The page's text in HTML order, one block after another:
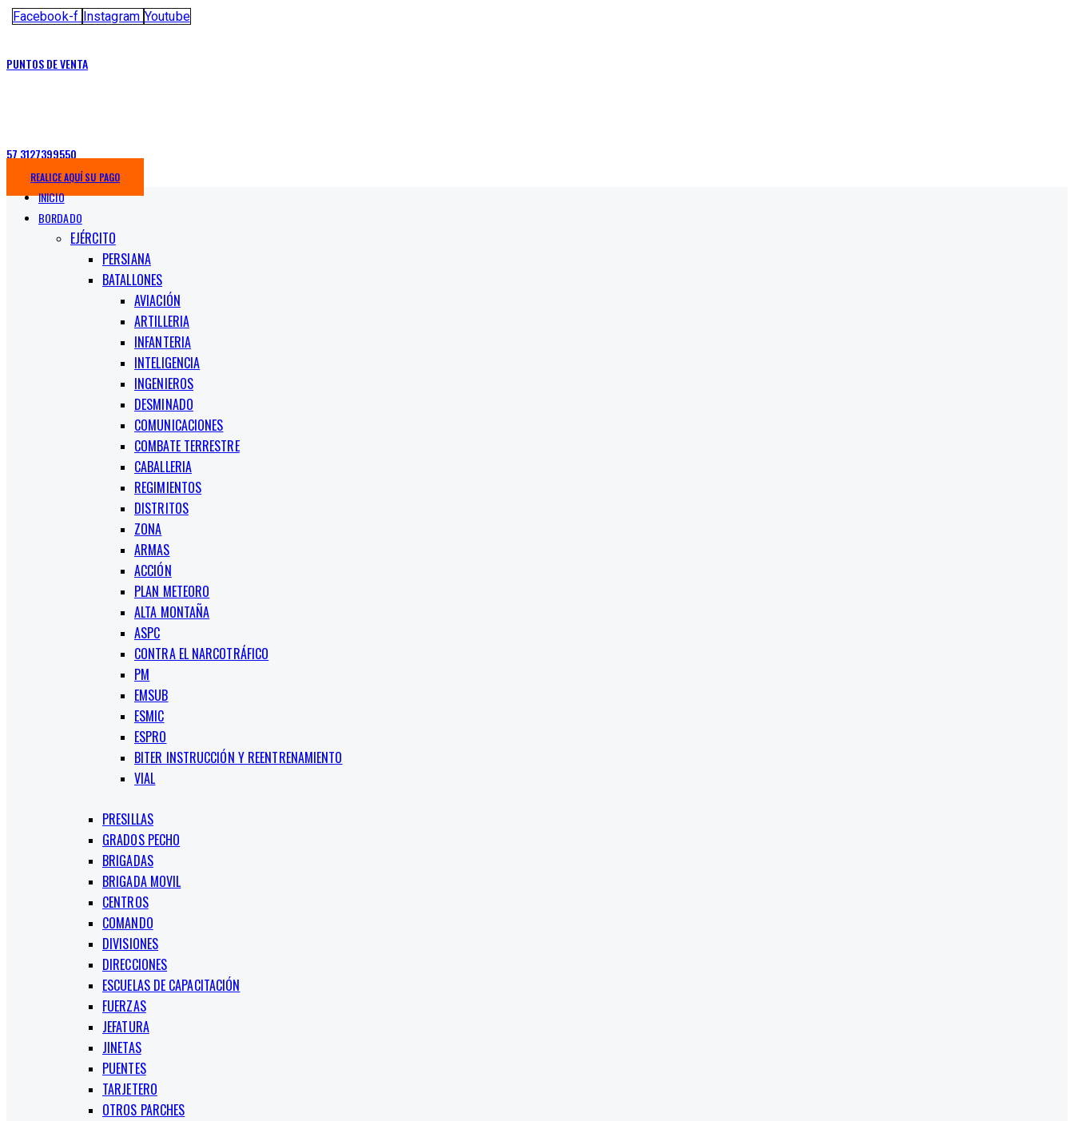
Facebook-f Instagram Youtube
PUNTOS DE VENTA
57 3127399550
REALICE AQUÍ SU PAGO
INICIO
BORDADO
EJÉRCITO
PERSIANA
BATALLONES
AVIACIÓN
ARTILLERIA
INFANTERIA
INTELIGENCIA
INGENIEROS
DESMINADO
COMUNICACIONES
COMBATE TERRESTRE
CABALLERIA
REGIMIENTOS
DISTRITOS
ZONA
ARMAS
ACCIÓN
PLAN METEORO
ALTA MONTAÑA
ASPC
CONTRA EL NARCOTRÁFICO
PM
EMSUB
ESMIC
ESPRO
BITER INSTRUCCIÓN Y REENTRENAMIENTO
VIAL
PRESILLAS
GRADOS PECHO
BRIGADAS
BRIGADA MOVIL
CENTROS
COMANDO
DIVISIONES
DIRECCIONES
ESCUELAS DE CAPACITACIÓN
FUERZAS
JEFATURA
JINETAS
PUENTES
TARJETERO
OTROS PARCHES